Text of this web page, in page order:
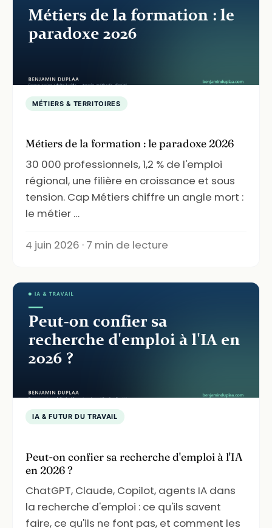
MÉTIERS & TERRITOIRES
Métiers de la formation : le paradoxe 2026
30 000 professionnels, 1,2 % de l'emploi
régional, une filière en croissance et sous
tension. Cap Métiers chiffre un angle mort :
le métier …
4 juin 2026 · 7 min de lecture
IA & FUTUR DU TRAVAIL
Peut-on confier sa recherche d'emploi à l'IA
en 2026 ?
ChatGPT, Claude, Copilot, agents IA dans
la recherche d'emploi : ce qu'ils savent
faire, ce qu'ils ne font pas, et comment les